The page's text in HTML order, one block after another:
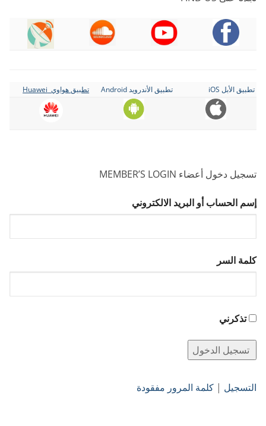
تطبيق الأبل iOS تطبيق الأندرويد Android تطبيق هواوي Huawei
تسجيل دخول أعضاء MEMBER’S LOGIN
إسم الحساب أو البريد الالكتروني
كلمة السر
تذكرني
التسجيل | كلمة المرور مفقودة